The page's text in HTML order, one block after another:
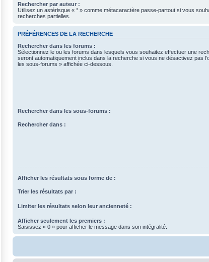
Rechercher par auteur :
Utilisez un astérisque « * » comme métacaractère passe-partout si vous
recherches partielles.
PRÉFÉRENCES DE LA RECHERCHE
Rechercher dans les forums :
Sélectionnez le ou les forums dans lesquels vous souhaitez effectuer une
seront automatiquement inclus dans la recherche si vous ne désactivez pas
les sous-forums » affichée ci-dessous.
Rechercher dans les sous-forums :
Rechercher dans :
Afficher les résultats sous forme de :
Trier les résultats par :
Limiter les résultats selon leur ancienneté :
Afficher seulement les premiers :
Saisissez « 0 » pour afficher le message dans son intégralité.